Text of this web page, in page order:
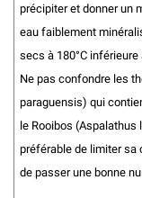
précipiter et donner un
eau faiblement
secs à 180°C inférieure
Ne pas confondre les
paraguensis) qui
le Rooibos (Aspalathus
préférable de limiter sa
de passer une bonne